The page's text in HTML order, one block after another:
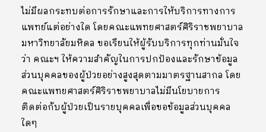
ไม่มีผลกระทบต่อการรักษาและการให้บริการทางการ
แพทย์แต่อย่างใด โดยคณะแพทยศาสตร์ศิริราชพยาบาล
มหาวิทยาลัยมหิดล ขอเรียนให้ผู้รับบริการทุกท่านมั่นใจ
ว่า คณะฯ ให้ความสำคัญในการปกป้องและรักษาข้อมูล
ส่วนบุคคลของผู้ป่วยอย่างสูงสุดตามมาตรฐานสากล โดย
คณะแพทยศาสตร์ศิริราชพยาบาลไม่มีนโยบายการ
ติดต่อกับผู้ป่วยเป็นรายบุคคลเพื่อขอข้อมูลส่วนบุคคล
ใดๆ